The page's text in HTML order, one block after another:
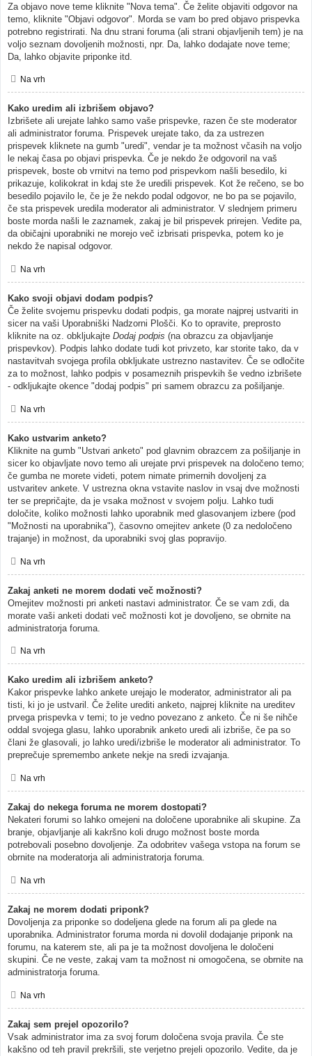
Za objavo nove teme kliknite "Nova tema". Če želite objaviti odgovor na
temo, kliknite "Objavi odgovor". Morda se vam bo pred objavo prispevka
potrebno registrirati. Na dnu strani foruma (ali strani objavljenih tem) je na
voljo seznam dovoljenih možnosti, npr. Da, lahko dodajate nove teme;
Da, lahko objavite priponke itd.
Na vrh
Kako uredim ali izbrišem objavo?
Izbrišete ali urejate lahko samo vaše prispevke, razen če ste moderator
ali administrator foruma. Prispevek urejate tako, da za ustrezen
prispevek kliknete na gumb "uredi", vendar je ta možnost včasih na voljo
le nekaj časa po objavi prispevka. Če je nekdo že odgovoril na vaš
prispevek, boste ob vrnitvi na temo pod prispevkom našli besedilo, ki
prikazuje, kolikokrat in kdaj ste že uredili prispevek. Kot že rečeno, se bo
besedilo pojavilo le, če je že nekdo podal odgovor, ne bo pa se pojavilo,
če sta prispevek uredila moderator ali administrator. V slednjem primeru
boste morda našli le zaznamek, zakaj je bil prispevek prirejen. Vedite pa,
da običajni uporabniki ne morejo več izbrisati prispevka, potem ko je
nekdo že napisal odgovor.
Na vrh
Kako svoji objavi dodam podpis?
Če želite svojemu prispevku dodati podpis, ga morate najprej ustvariti in
sicer na vaši Uporabniški Nadzorni Plošči. Ko to opravite, preprosto
kliknite na oz. obkljukajte Dodaj podpis (na obrazcu za objavljanje
prispevkov). Podpis lahko dodate tudi kot privzeto, kar storite tako, da v
nastavitvah svojega profila obkljukate ustrezno nastavitev. Če se odločite
za to možnost, lahko podpis v posameznih prispevkih še vedno izbrišete
- odkljukajte okence "dodaj podpis" pri samem obrazcu za pošiljanje.
Na vrh
Kako ustvarim anketo?
Kliknite na gumb "Ustvari anketo" pod glavnim obrazcem za pošiljanje in
sicer ko objavljate novo temo ali urejate prvi prispevek na določeno temo;
če gumba ne morete videti, potem nimate primernih dovoljenj za
ustvaritev ankete. V ustrezna okna vstavite naslov in vsaj dve možnosti
ter se prepričajte, da je vsaka možnost v svojem polju. Lahko tudi
določite, koliko možnosti lahko uporabnik med glasovanjem izbere (pod
"Možnosti na uporabnika"), časovno omejitev ankete (0 za nedoločeno
trajanje) in možnost, da uporabniki svoj glas popravijo.
Na vrh
Zakaj anketi ne morem dodati več možnosti?
Omejitev možnosti pri anketi nastavi administrator. Če se vam zdi, da
morate vaši anketi dodati več možnosti kot je dovoljeno, se obrnite na
administratorja foruma.
Na vrh
Kako uredim ali izbrišem anketo?
Kakor prispevke lahko ankete urejajo le moderator, administrator ali pa
tisti, ki jo je ustvaril. Če želite urediti anketo, najprej kliknite na ureditev
prvega prispevka v temi; to je vedno povezano z anketo. Če ni še nihče
oddal svojega glasu, lahko uporabnik anketo uredi ali izbriše, če pa so
člani že glasovali, jo lahko uredi/izbriše le moderator ali administrator. To
preprečuje spremembo ankete nekje na sredi izvajanja.
Na vrh
Zakaj do nekega foruma ne morem dostopati?
Nekateri forumi so lahko omejeni na določene uporabnike ali skupine. Za
branje, objavljanje ali kakršno koli drugo možnost boste morda
potrebovali posebno dovoljenje. Za odobritev vašega vstopa na forum se
obrnite na moderatorja ali administratorja foruma.
Na vrh
Zakaj ne morem dodati priponk?
Dovoljenja za priponke so dodeljena glede na forum ali pa glede na
uporabnika. Administrator foruma morda ni dovolil dodajanje priponk na
forumu, na katerem ste, ali pa je ta možnost dovoljena le določeni
skupini. Če ne veste, zakaj vam ta možnost ni omogočena, se obrnite na
administratorja foruma.
Na vrh
Zakaj sem prejel opozorilo?
Vsak administrator ima za svoj forum določena svoja pravila. Če ste
kakšno od teh pravil prekršili, ste verjetno prejeli opozorilo. Vedite, da je